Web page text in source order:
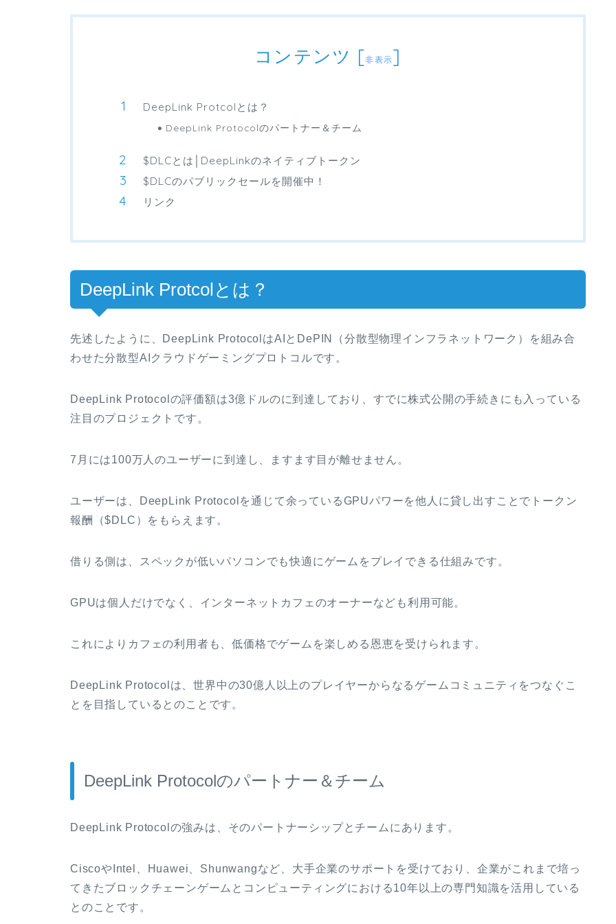
コンテンツ [非表示]
DeepLink Protcolとは？
DeepLink Protocolのパートナー＆チーム
$DLCとは│DeepLinkのネイティブトークン
$DLCのパブリックセールを開催中！
リンク
DeepLink Protcolとは？
先述したように、DeepLink ProtocolはAIとDePIN（分散型物理インフラネットワーク）を組み合
わせた分散型AIクラウドゲーミングプロトコルです。
DeepLink Protocolの評価額は3億ドルのに到達しており、すでに株式公開の手続きにも入っている
注目のプロジェクトです。
7月には100万人のユーザーに到達し、ますます目が離せません。
ユーザーは、DeepLink Protocolを通じて余っているGPUパワーを他人に貸し出すことでトークン
報酬（$DLC）をもらえます。
借りる側は、スペックが低いパソコンでも快適にゲームをプレイできる仕組みです。
GPUは個人だけでなく、インターネットカフェのオーナーなども利用可能。
これによりカフェの利用者も、低価格でゲームを楽しめる恩恵を受けられます。
DeepLink Protocolは、世界中の30億人以上のプレイヤーからなるゲームコミュニティをつなぐこ
とを目指しているとのことです。
DeepLink Protocolのパートナー＆チーム
DeepLink Protocolの強みは、そのパートナーシップとチームにあります。
CiscoやIntel、Huawei、Shunwangなど、大手企業のサポートを受けており、企業がこれまで培っ
てきたブロックチェーンゲームとコンピューティングにおける10年以上の専門知識を活用している
とのことです。